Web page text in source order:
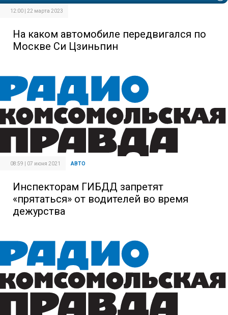
12:00 | 22 марта 2023
На каком автомобиле передвигался по
Москве Си Цзиньпин
08:59 | 07 июня 2021 АВТО
Инспекторам ГИБДД запретят
«прятаться» от водителей во время
дежурства